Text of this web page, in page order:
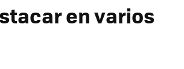
en varios